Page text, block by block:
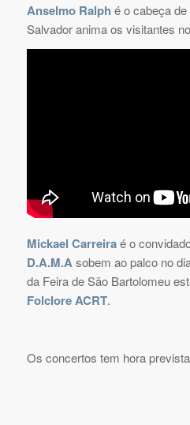
Anselmo Ralph é o cabeça
Salvador anima os visitantes
Mickael Carreiraé o
D.A.M.A sobem ao palco no
da Feira de São Bartolomeu
Folclore ACRT.
Os concertos tem hora